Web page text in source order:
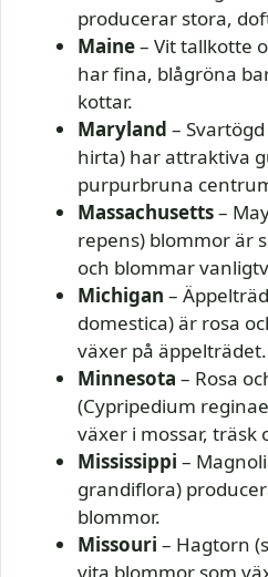
producerar stora,
Maine– Vit tallkotte
har fina, blågröna
kottar.
Maryland –
hirta) har attraktiva
purpurbruna
Massachusetts–
repens) blommor är
och blommar
Michigan –
domestica) är rosa
växer på äppelträdet.
Minnesota – Rosa
(Cypripedium
växer i mossar, träsk
Mississippi –
grandiflora)
blommor.
Missouri – Hagtorn